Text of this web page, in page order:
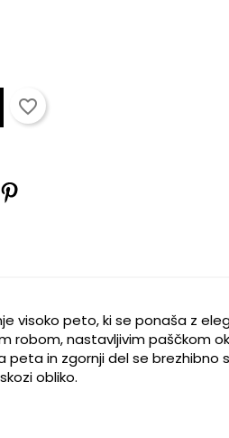
favorite_border
visoko peto, ki se ponaša z
robom, nastavljivim paščkom
peta in zgornji del se
obliko.